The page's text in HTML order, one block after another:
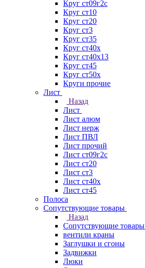
Круг ст09г2с
Круг ст10
Круг ст20
Круг ст3
Круг ст35
Круг ст40х
Круг ст40х13
Круг ст45
Круг ст50х
Круги прочие
Лист
Назад
Лист
Лист алюм
Лист нерж
Лист ПВЛ
Лист прочий
Лист ст09г2с
Лист ст20
Лист ст3
Лист ст40х
Лист ст45
Полоса
Сопутствующие товары
Назад
Сопутствующие товары
вентили краны
Заглушки и сгоны
Задвижки
Люки